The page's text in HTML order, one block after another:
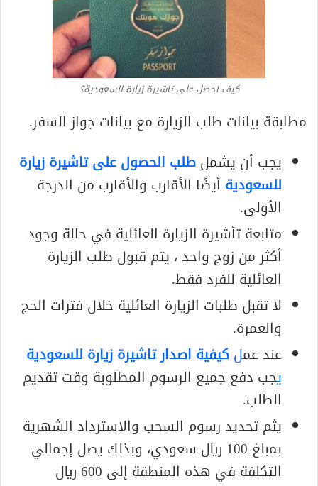
كيف احصل على تاشيرة زيارة للسعودية؟
مطابقة بيانات طلب الزيارة مع بيانات جواز السفر.
يجب أن يشملطلب الحصول على تاشيرة زيارة
للسعودية أيضًا الأقارب والأقارب من الدرجة
الأولى.
متابعة تأشيرة الزيارة العائلية في حالة وجود
أكثر من زوج واحد ، يتم قبول طلب الزيارة
العائلية للفرد فقط.
لا تقبل طلبات الزيارة العائلية خلال فترات الحج
والعمرة.
عند عملكيفية اصدار تاشيرة زيارة للسعودية
يجب دفع جميع الرسوم المطلوبة وقت تقديم
الطلب.
يثم تحديد رسوم السحب والاسترداد الشهرية
بمبلغ 100 ريال سعودي، وبذلك يصل إجمالي
التكلفة في هذه المنطقة إلى 600 ريال